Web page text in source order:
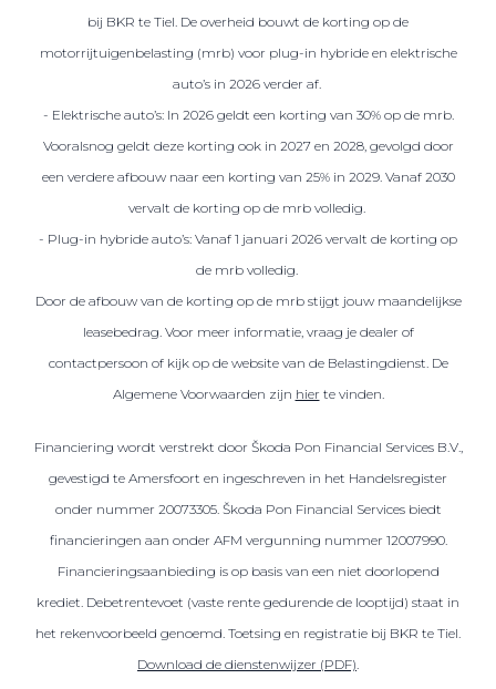
bij BKR te Tiel. De overheid bouwt de korting op de
motorrijtuigenbelasting (mrb) voor plug-in hybride en elektrische
auto’s in 2026 verder af.
- Elektrische auto’s: In 2026 geldt een korting van 30% op de mrb.
Vooralsnog geldt deze korting ook in 2027 en 2028, gevolgd door
een verdere afbouw naar een korting van 25% in 2029. Vanaf 2030
vervalt de korting op de mrb volledig.
- Plug-in hybride auto’s: Vanaf 1 januari 2026 vervalt de korting op
de mrb volledig.
Door de afbouw van de korting op de mrb stijgt jouw maandelijkse
leasebedrag. Voor meer informatie, vraag je dealer of
contactpersoon of kijk op de website van de Belastingdienst. De
Algemene Voorwaarden zijn hier te vinden.
Financiering wordt verstrekt door Škoda Pon Financial Services B.V.,
gevestigd te Amersfoort en ingeschreven in het Handelsregister
onder nummer 20073305. Škoda Pon Financial Services biedt
financieringen aan onder AFM vergunning nummer 12007990.
Financieringsaanbieding is op basis van een niet doorlopend
krediet. Debetrentevoet (vaste rente gedurende de looptijd) staat in
het rekenvoorbeeld genoemd. Toetsing en registratie bij BKR te Tiel.
Download de dienstenwijzer (PDF)